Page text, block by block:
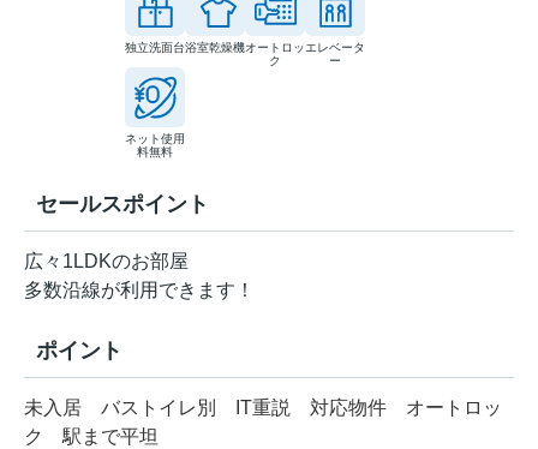
独立洗面台浴室乾燥機オートロッ
ク
エレベータ
ー
ネット使用
料無料
セールスポイント
広々1LDKのお部屋
多数沿線が利用できます！
ポイント
未入居 バストイレ別 IT重説 対応物件
オートロッ
ク
駅まで平坦